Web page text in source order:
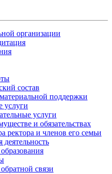
организации
состав
поддержки
услуги
услуги
и обязательствах
ректора и членов его семьи
связи